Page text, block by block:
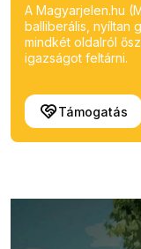
A Magyarjelen.hu
balliberális, nyíltan
mindkét oldalról
igazságot feltárni.
Támogatás